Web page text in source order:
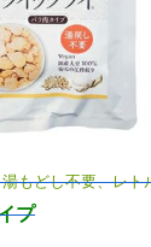
もどし不要、レト
プ